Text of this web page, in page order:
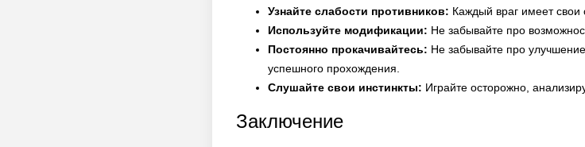
Узнайте слабости противников: Каждый враг имеет свои
Используйте модификации: Не забывайте про
Постоянно прокачивайтесь: Не забывайте про
успешного прохождения.
Слушайте свои инстинкты: Играйте осторожно,
Заключение